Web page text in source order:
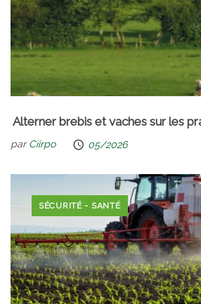
Alterner brebis et vaches sur les
parCiirpo 05/2026
SÉCURITÉ - SANTÉ